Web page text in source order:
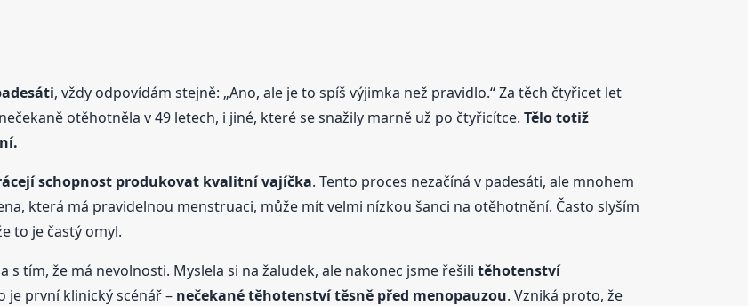
, vždy odpovídám stejně: „Ano, ale je to spíš výjimka než pravidlo.“ Za těch čtyřicet let
otěhotněla v 49 letech, i jiné, které se snažily marně už po čtyřicítce. Tělo totiž
schopnost produkovat kvalitní vajíčka. Tento proces nezačíná v padesáti, ale mnohem
která má pravidelnou menstruaci, může mít velmi nízkou šanci na otěhotnění. Často slyším
to je častý omyl.
tím, že má nevolnosti. Myslela si na žaludek, ale nakonec jsme řešili těhotenství
je první klinický scénář – nečekané těhotenství těsně před menopauzou. Vzniká proto, že